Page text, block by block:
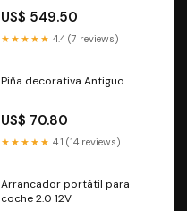
Retroiluminado
US$ 549.50
★★★★★ 4.4 (7 reviews)
Piña decorativa Antiguo
US$ 70.80
★★★★★ 4.1 (14 reviews)
Arrancador portátil para
coche 2.0 12V